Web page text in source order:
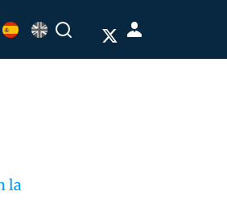
BuscarMenú
de
la